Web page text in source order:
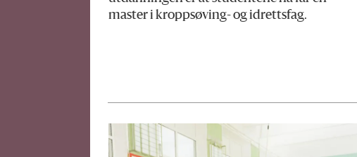
master i kroppsøving- og idrettsfag.